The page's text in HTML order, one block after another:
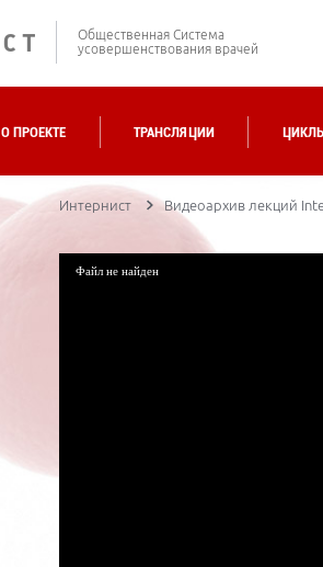
Общественная Система
усовершенствования врачей
О ПРОЕКТЕ ТРАНСЛЯЦИИ
Интернист Видеоархив лекций